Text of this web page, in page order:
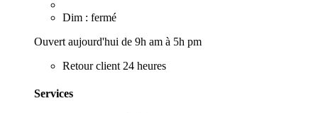
Dim : fermé
Ouvert aujourd'hui de 9h am à 5h pm
Retour client 24 heures
Services